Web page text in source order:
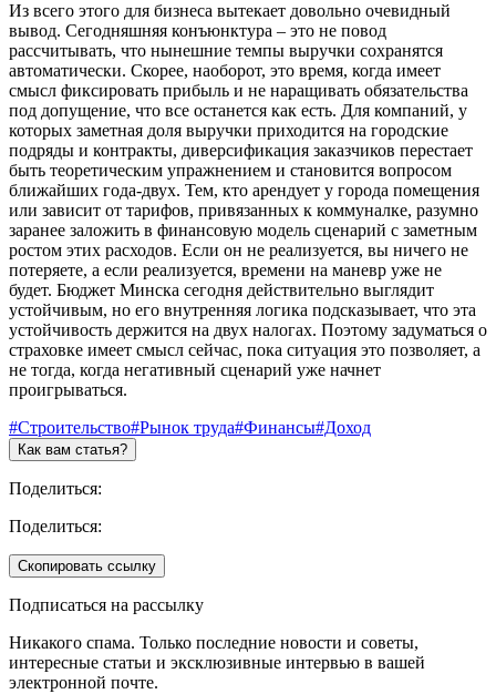
Из всего этого для бизнеса вытекает довольно очевидный
вывод. Сегодняшняя конъюнктура – это не повод
рассчитывать, что нынешние темпы выручки сохранятся
автоматически. Скорее, наоборот, это время, когда имеет
смысл фиксировать прибыль и не наращивать обязательства
под допущение, что все останется как есть. Для компаний, у
которых заметная доля выручки приходится на городские
подряды и контракты, диверсификация заказчиков перестает
быть теоретическим упражнением и становится вопросом
ближайших года-двух. Тем, кто арендует у города помещения
или зависит от тарифов, привязанных к коммуналке, разумно
заранее заложить в финансовую модель сценарий с заметным
ростом этих расходов. Если он не реализуется, вы ничего не
потеряете, а если реализуется, времени на маневр уже не
будет. Бюджет Минска сегодня действительно выглядит
устойчивым, но его внутренняя логика подсказывает, что эта
устойчивость держится на двух налогах. Поэтому задуматься о
страховке имеет смысл сейчас, пока ситуация это позволяет, а
не тогда, когда негативный сценарий уже начнет
проигрываться.
#Строительство#Рынок труда#Финансы#Доход
Как вам статья?
Поделиться:
Поделиться:
Скопировать ссылку
Подписаться на рассылку
Никакого спама. Только последние новости и советы,
интересные статьи и эксклюзивные интервью в вашей
электронной почте.